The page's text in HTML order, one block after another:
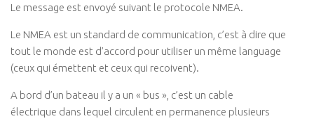
Le message est envoyé suivant le protocole NMEA.
Le NMEA est un standard de communication, c’est à dire que
tout le monde est d’accord pour utiliser un même language
(ceux qui émettent et ceux qui recoivent).
A bord d’un bateau il y a un « bus », c’est un cable
électrique dans lequel circulent en permanence plusieurs